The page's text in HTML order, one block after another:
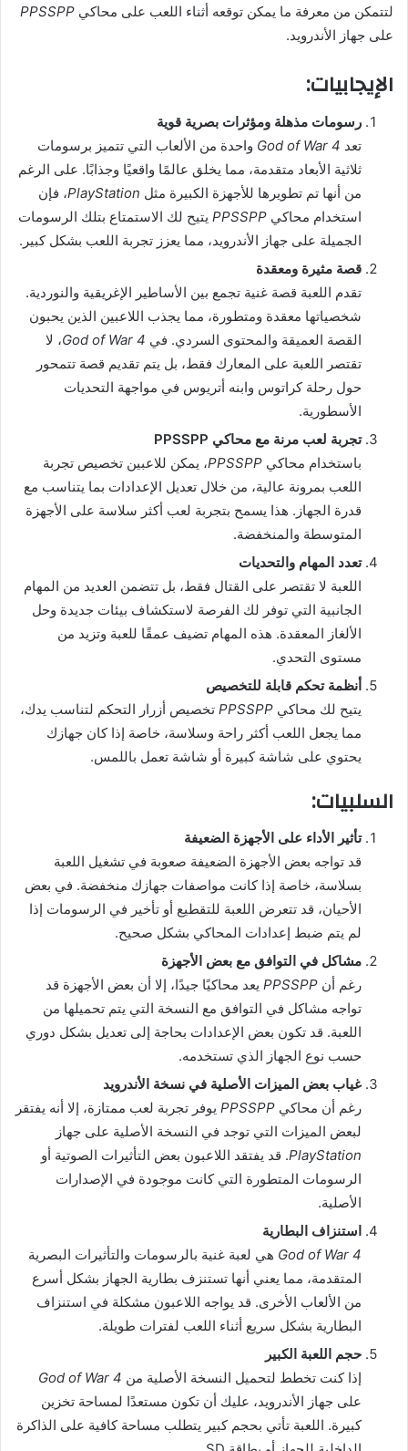
لتتمكن من معرفة ما يمكن توقعه أثناء اللعب على محاكي PPSSPP
على جهاز الأندرويد.
الإيجابيات:
رسومات مذهلة ومؤثرات بصرية قوية
تعد God of War 4 واحدة من الألعاب التي تتميز برسومات
ثلاثية الأبعاد متقدمة، مما يخلق عالمًا واقعيًا وجذابًا. على الرغم
من أنها تم تطويرها للأجهزة الكبيرة مثل PlayStation، فإن
استخدام محاكي PPSSPP يتيح لك الاستمتاع بتلك الرسومات
الجميلة على جهاز الأندرويد، مما يعزز تجربة اللعب بشكل كبير.
قصة مثيرة ومعقدة
تقدم اللعبة قصة غنية تجمع بين الأساطير الإغريقية والنوردية.
شخصياتها معقدة ومتطورة، مما يجذب اللاعبين الذين يحبون
القصة العميقة والمحتوى السردي. في God of War 4، لا
تقتصر اللعبة على المعارك فقط، بل يتم تقديم قصة تتمحور
حول رحلة كراتوس وابنه أتريوس في مواجهة التحديات
الأسطورية.
تجربة لعب مرنة مع محاكي PPSSPP
باستخدام محاكي PPSSPP، يمكن للاعبين تخصيص تجربة
اللعب بمرونة عالية، من خلال تعديل الإعدادات بما يتناسب مع
قدرة الجهاز. هذا يسمح بتجربة لعب أكثر سلاسة على الأجهزة
المتوسطة والمنخفضة.
تعدد المهام والتحديات
اللعبة لا تقتصر على القتال فقط، بل تتضمن العديد من المهام
الجانبية التي توفر لك الفرصة لاستكشاف بيئات جديدة وحل
الألغاز المعقدة. هذه المهام تضيف عمقًا للعبة وتزيد من
مستوى التحدي.
أنظمة تحكم قابلة للتخصيص
يتيح لك محاكي PPSSPP تخصيص أزرار التحكم لتناسب يدك،
مما يجعل اللعب أكثر راحة وسلاسة، خاصة إذا كان جهازك
يحتوي على شاشة كبيرة أو شاشة تعمل باللمس.
السلبيات:
تأثير الأداء على الأجهزة الضعيفة
قد تواجه بعض الأجهزة الضعيفة صعوبة في تشغيل اللعبة
بسلاسة، خاصة إذا كانت مواصفات جهازك منخفضة. في بعض
الأحيان، قد تتعرض اللعبة للتقطيع أو تأخير في الرسومات إذا
لم يتم ضبط إعدادات المحاكي بشكل صحيح.
مشاكل في التوافق مع بعض الأجهزة
رغم أن PPSSPP يعد محاكيًا جيدًا، إلا أن بعض الأجهزة قد
تواجه مشاكل في التوافق مع النسخة التي يتم تحميلها من
اللعبة. قد تكون بعض الإعدادات بحاجة إلى تعديل بشكل دوري
حسب نوع الجهاز الذي تستخدمه.
غياب بعض الميزات الأصلية في نسخة الأندرويد
رغم أن محاكي PPSSPP يوفر تجربة لعب ممتازة، إلا أنه يفتقر
لبعض الميزات التي توجد في النسخة الأصلية على جهاز
PlayStation. قد يفتقد اللاعبون بعض التأثيرات الصوتية أو
الرسومات المتطورة التي كانت موجودة في الإصدارات
الأصلية.
استنزاف البطارية
God of War 4 هي لعبة غنية بالرسومات والتأثيرات البصرية
المتقدمة، مما يعني أنها تستنزف بطارية الجهاز بشكل أسرع
من الألعاب الأخرى. قد يواجه اللاعبون مشكلة في استنزاف
البطارية بشكل سريع أثناء اللعب لفترات طويلة.
حجم اللعبة الكبير
إذا كنت تخطط لتحميل النسخة الأصلية من God of War 4
على جهاز الأندرويد، عليك أن تكون مستعدًا لمساحة تخزين
كبيرة. اللعبة تأتي بحجم كبير يتطلب مساحة كافية على الذاكرة